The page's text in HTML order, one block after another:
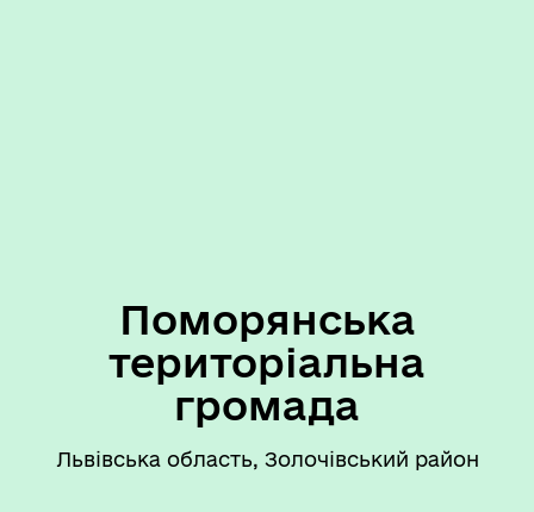
Поморянська
територіальна
громада
Львівська область, Золочівський район